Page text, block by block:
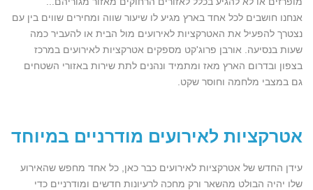
אנחנו חושבים לכל אחד בארץ מגיע לו שיעור שווה ומחירים שווים בין עם
נצטרך להפעיל את האטרקציות לאירועים מול הבית או להעביר כמה
שעות בנסיעה. אורבן פרוג'קט מספקים אטרקציות לאירועים במרכז
בצפון ובדרום הארץ מאז ומתמיד ונהנים לתת שירות באזורי השטחים
גם במצבי מלחמה וחוסר שקט.
אטרקציות לאירועים מודרניים במיוחד
עידן החדש של אטרקציות לאירועים כבר כאן, כל אחד מחפש שהאירוע
שלו יהיה הבולט מהשאר ורק מחכה לרעיונות חדשים ומודרניים כדי